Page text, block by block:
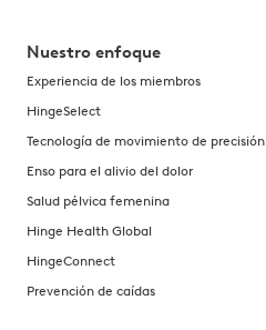
Nuestro enfoque
Experiencia de los miembros
HingeSelect
Tecnología de movimiento de precisión
Enso para el alivio del dolor
Salud pélvica femenina
Hinge Health Global
HingeConnect
Prevención de caídas